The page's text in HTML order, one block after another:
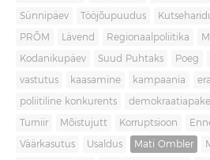
Sünnipäev Tööjõupuudus
PRÕM Lävend Regionaalpoliitika
Kodanikupäev Suud Puhtaks Poeg
vastutus kaasamine kampaania
poliitiline konkurents
Turniir Mõistujutt Korruptsioon
Väärkasutus Usaldus Mati Ombler